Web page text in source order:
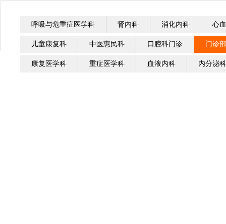
呼吸与危重症医学科 肾内科 消化内科 心
儿童康复科 中医惠民科 口腔科门诊 门诊部
康复医学科 重症医学科 血液内科 内分泌科